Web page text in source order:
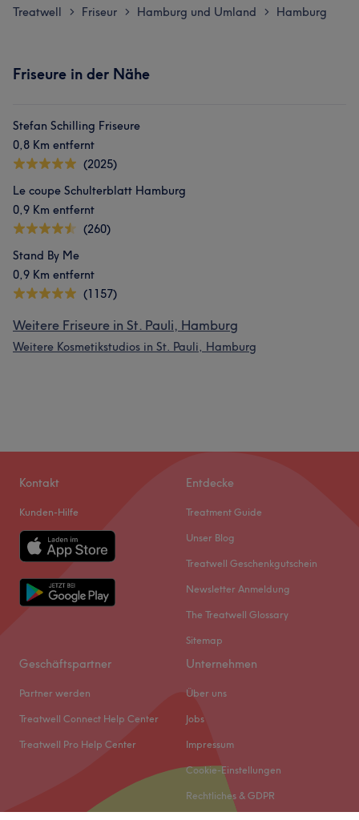
Treatwell > Friseur > Hamburg und Umland > Hamburg
Friseure in der Nähe
Stefan Schilling Friseure
0,8 Km entfernt
(2025)
Le coupe Schulterblatt Hamburg
0,9 Km entfernt
(260)
Stand By Me
0,9 Km entfernt
(1157)
Weitere Friseure in St. Pauli, Hamburg
Weitere Kosmetikstudios in St. Pauli, Hamburg
Kontakt
Kunden-Hilfe
Entdecke
Treatment Guide
Unser Blog
Treatwell Geschenkgutschein
Newsletter Anmeldung
The Treatwell Glossary
Sitemap
Geschäftspartner
Partner werden
Treatwell Connect Help Center
Treatwell Pro Help Center
Unternehmen
Über uns
Jobs
Impressum
Cookie-Einstellungen
Rechtliches & GDPR